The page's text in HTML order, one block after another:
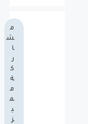
م
ش
ا
ر
ك
ة
م
م
ي
ز